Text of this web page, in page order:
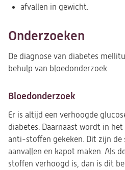
afvallen in gewicht.
Onderzoeken
De diagnose van diabetes
behulp van bloedonderzoek.
Bloedonderzoek
Er is altijd een verhoogde
diabetes. Daarnaast wordt in
anti-stoffen gekeken. Dit zijn de
aanvallen en kapot maken. Als
stoffen verhoogd is, dan is dit